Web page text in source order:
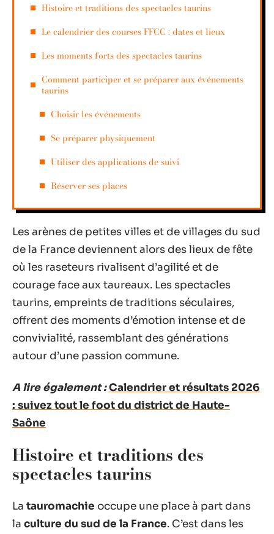
Histoire et traditions des spectacles taurins
Le calendrier des courses FFCC : dates et lieux
Les moments forts des spectacles taurins
Comment participer et se préparer aux événements
taurins
Choisir les événements
Se préparer physiquement
Utiliser des applications de suivi
Réserver ses places
Les arènes de petites villes et de villages du sud
de la France deviennent alors des lieux de fête
où les raseteurs rivalisent d’agilité et de
courage face aux taureaux. Les spectacles
taurins, empreints de traditions séculaires,
offrent des moments d’émotion intense et de
convivialité, rassemblant des générations
autour d’une passion commune.
A lire également :Calendrier et résultats 2026
: suivez tout le foot du district de Haute-
Saône
Histoire et traditions des
spectacles taurins
La tauromachie occupe une place à part dans
la culture du sud de la France. C’est dans les